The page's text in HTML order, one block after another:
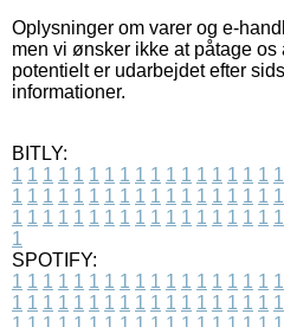
Oplysninger om varer og e-
men vi ønsker ikke at påtage
potentielt er udarbejdet efter
informationer.
BITLY:
1 1 1 1 1 1 1 1 1 1 1 1 1 1 1 1 1 1
1 1 1 1 1 1 1 1 1 1 1 1 1 1 1 1 1 1
1 1 1 1 1 1 1 1 1 1 1 1 1 1 1 1 1 1
1
SPOTIFY:
1 1 1 1 1 1 1 1 1 1 1 1 1 1 1 1 1 1
1 1 1 1 1 1 1 1 1 1 1 1 1 1 1 1 1 1